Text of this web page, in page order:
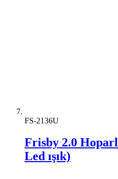
FS-2136U
Frisby 2.0
Led ışık)